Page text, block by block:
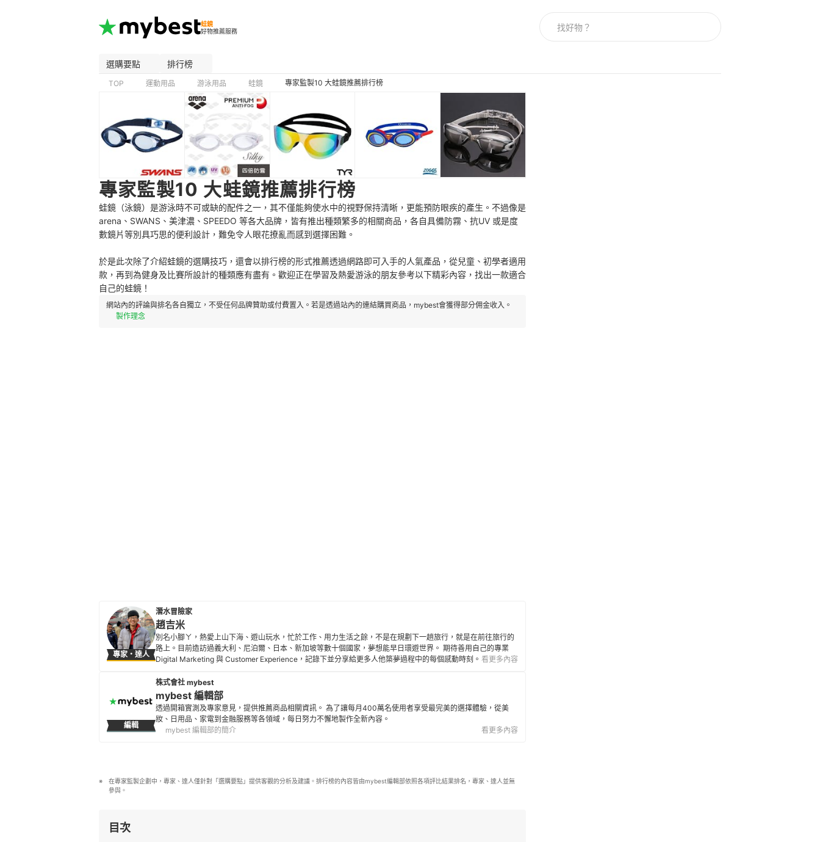
蛙鏡
好物推薦服務
選購要點 排行榜
TOP 運動用品 游泳用品 蛙鏡 專家監製10 大蛙鏡推薦排行榜
專家監製10 大蛙鏡推薦排行榜
蛙鏡（泳鏡）是游泳時不可或缺的配件之一，其不僅能夠使水中的視野保持清晰，更能預防眼疾的產生。不過像是
arena、SWANS、美津濃、SPEEDO 等各大品牌，皆有推出種類繁多的相關商品，各自具備防霧、抗UV 或是度
數鏡片等別具巧思的便利設計，難免令人眼花撩亂而感到選擇困難。
於是此次除了介紹蛙鏡的選購技巧，還會以排行榜的形式推薦透過網路即可入手的人氣產品，從兒童、初學者適用
款，再到為健身及比賽所設計的種類應有盡有。歡迎正在學習及熱愛游泳的朋友參考以下精彩內容，找出一款適合
自己的蛙鏡！
網站內的評論與排名各自獨立，不受任何品牌贊助或付費置入。若是透過站內的連結購買商品，mybest會獲得部分佣金收入。
製作理念
專家・達人
潛水冒險家
趙吉米
別名小腳ㄚ，熱愛上山下海、遊山玩水，忙於工作、用力生活之餘，不是在規劃下一趟旅行，就是在前往旅行的
路上。目前造訪過義大利、尼泊爾、日本、新加坡等數十個國家，夢想能早日環遊世界。 期待善用自己的專業
Digital Marketing 與 Customer Experience，記錄下並分享給更多人他築夢過程中的每個感動時刻。 看更多內容
編輯
株式會社 mybest
mybest 編輯部
透過開箱實測及專家意見，提供推薦商品相關資訊。 為了讓每月400萬名使用者享受最完美的選擇體驗，從美
妝、日用品、家電到金融服務等各領域，每日努力不懈地製作全新內容。
mybest 編輯部的簡介
看更多內容
在專家監製企劃中，專家、達人僅針對「選購要點」提供客觀的分析及建議。排行榜的內容皆由mybest編輯部依照各項評比結果排名，專家、達人並無
參與。
目次